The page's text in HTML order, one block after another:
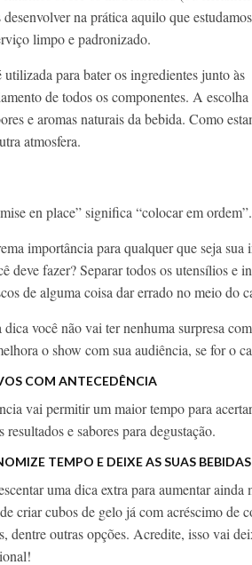
na prática aquilo que
limpo e padronizado.
para bater os ingredientes junto
de todos os componentes. A
e aromas naturais da bebida. Como
atmosfera.
en place” significa “colocar em ordem”.
importância para qualquer que seja
deve fazer? Separar todos os utensílios e
de alguma coisa dar errado no meio do
dica você não vai ter nenhuma surpresa
o show com sua audiência, se for o
COM ANTECEDÊNCIA
vai permitir um maior tempo para
e sabores para degustação.
TEMPO E DEIXE AS SUAS
uma dica extra para aumentar ainda
criar cubos de gelo já com acréscimo de
dentre outras opções. Acredite, isso vai